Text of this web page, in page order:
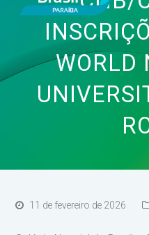
WORLD
11 de fevereiro de 2026